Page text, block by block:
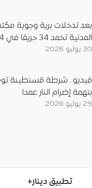
بعد تدخلات برية وجوية
المدنية تخمد 34 حريقا في 24 ساعة
30 يوليو 2026
بتهمة إضرام النار عمدا
29 يوليو 2026
تطبيق دينار+